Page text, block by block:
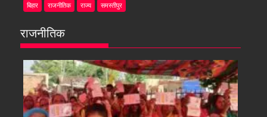
बिहार राजनीतिक राज्य समस्तीपुर
राजनीतिक